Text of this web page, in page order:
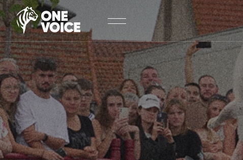
Panneau de gestion des cookies